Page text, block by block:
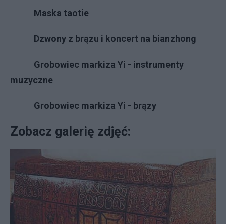
Maska taotie
Dzwony z brązu i koncert na bianzhong
Grobowiec markiza Yi - instrumenty
muzyczne
Grobowiec markiza Yi - brązy
Zobacz galerię zdjęć: